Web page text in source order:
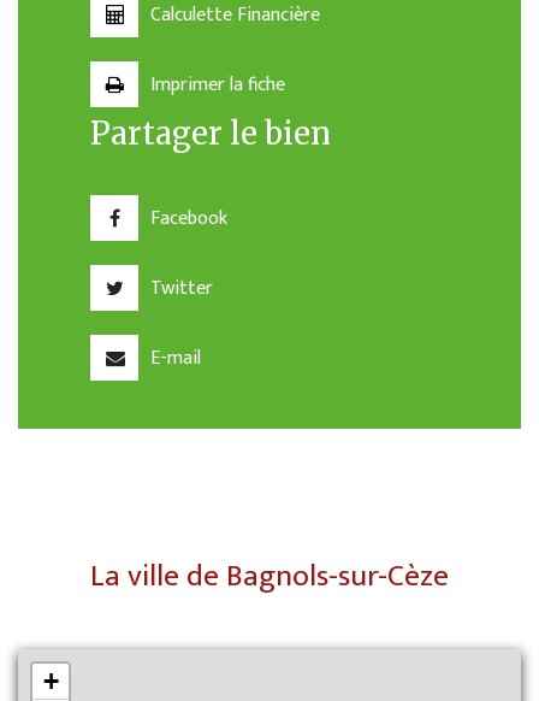
Calculette Financière
Imprimer la fiche
Partager le bien
Facebook
Twitter
E-mail
La ville de Bagnols-sur-Cèze
+